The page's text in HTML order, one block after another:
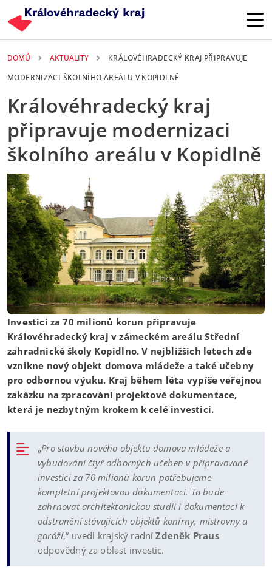
DOMŮ AKTUALITY
KRÁLOVÉHRADECKÝ KRAJ PŘIPRAVUJE
MODERNIZACI ŠKOLNÍHO AREÁLU V KOPIDLNĚ
Královéhradecký kraj
připravuje modernizaci
školního areálu v Kopidlně
9. 07. 2025
Investici za 70 milionů korun připravuje
Královéhradecký kraj v zámeckém areálu Střední
zahradnické školy Kopidlno. V nejbližších letech zde
vznikne nový objekt domova mládeže a také učebny
pro odbornou výuku. Kraj během léta vypíše veřejnou
zakázku na zpracování projektové dokumentace,
která je nezbytným krokem k celé investici.
„Pro stavbu nového objektu domova mládeže a
vybudování čtyř odborných učeben v připravované
investici za 70 milionů korun potřebujeme
kompletní projektovou dokumentaci. Ta bude
zahrnovat architektonickou studii i dokumentaci k
odstranění stávajících objektů konírny, mistrovny a
garáží,“ uvedl krajský radníZdeněk Praus
odpovědný za oblast investic.